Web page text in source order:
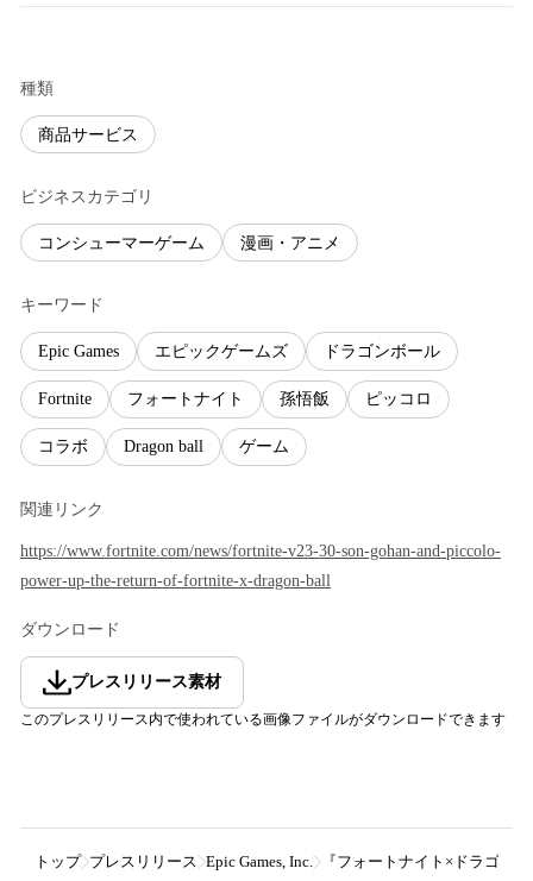
種類
商品サービス
ビジネスカテゴリ
コンシューマーゲーム 漫画・アニメ
キーワード
Epic Games エピックゲームズ ドラゴンボール
Fortnite フォートナイト 孫悟飯 ピッコロ
コラボ Dragon ball ゲーム
関連リンク
https://www.fortnite.com/news/fortnite-v23-30-son-gohan-and-piccolo-
power-up-the-return-of-fortnite-x-dragon-ball
ダウンロード
プレスリリース素材
このプレスリリース内で使われている画像ファイルがダウンロードできます
トップ プレスリリース Epic Games, Inc. 『フォートナイト×ドラゴン